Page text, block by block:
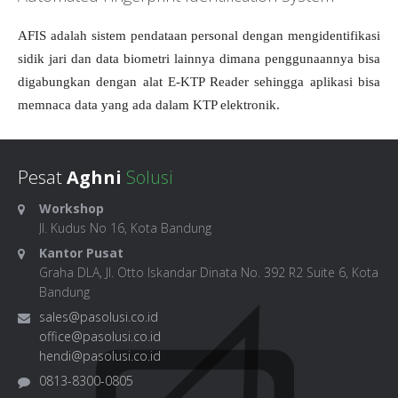
AFIS adalah sistem pendataan personal dengan mengidentifikasi
sidik jari dan data biometri lainnya dimana penggunaannya bisa
digabungkan dengan alat E-KTP Reader sehingga aplikasi bisa
memnaca data yang ada dalam KTP elektronik.
PesatAghni Solusi
Workshop
Jl. Kudus No 16, Kota Bandung
Kantor Pusat
Graha DLA, Jl. Otto Iskandar Dinata No. 392 R2 Suite 6, Kota
Bandung
sales@pasolusi.co.id
office@pasolusi.co.id
hendi@pasolusi.co.id
0813-8300-0805